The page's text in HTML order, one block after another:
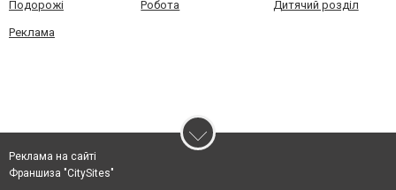
Подорожі Робота Дитячий розділ
Реклама
Реклама на сайті
Франшиза "CitySites"